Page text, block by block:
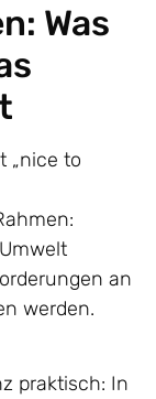
Was
„nice to
an
werden.
praktisch: In